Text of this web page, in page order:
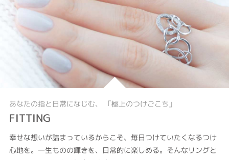
あなたの指と日常になじむ、 「極上のつけごこち」
FITTING
幸せな想いが詰まっているからこそ、毎日つけていたくなるつけ
心地を。一生ものの輝きを、日常的に楽しめる。そんなリングと